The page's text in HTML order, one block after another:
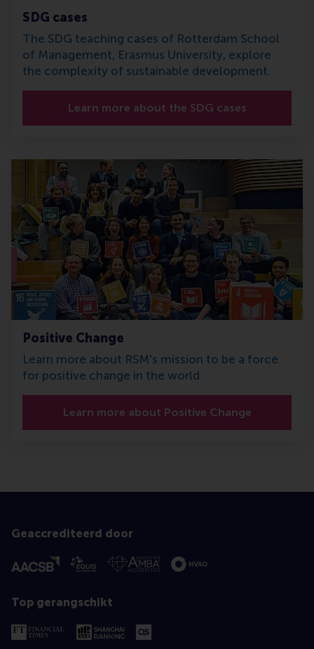
SDG cases
The SDG teaching cases of Rotterdam School
of Management, Erasmus University, explore
the complexity of sustainable development.
Learn more about the SDG cases
Positive Change
Learn more about RSM's mission to be a force
for positive change in the world
Learn more about Positive Change
Geaccrediteerd door
Top gerangschikt